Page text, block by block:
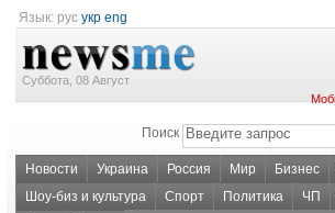
Язык: рус укр eng
Суббота, 08 Август
Поиск
Новости Украина Россия Мир Бизнес
Шоу-биз и культура
Спорт Политика ЧП